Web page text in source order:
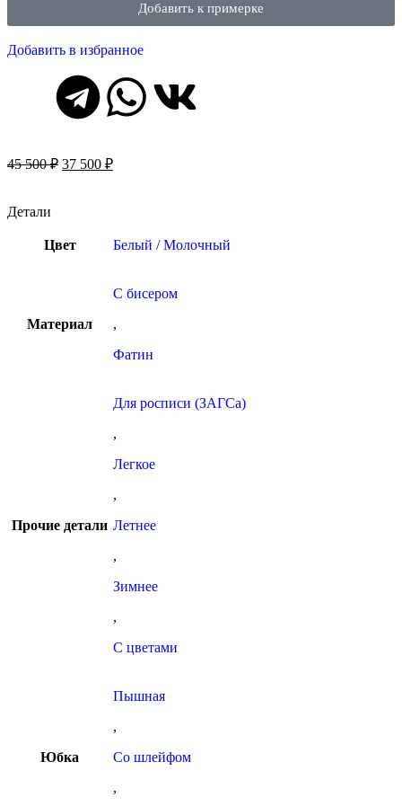
Добавить к примерке
Добавить в избранное
45 500₽ 37 500 ₽
Детали
Цвет Белый / Молочный
Материал
С бисером
,
Фатин
Прочие детали
Для росписи (ЗАГСа)
,
Легкое
,
Летнее
,
Зимнее
,
С цветами
Юбка
Пышная
,
Со шлейфом
,